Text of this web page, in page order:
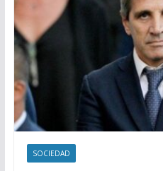
SOCIEDAD